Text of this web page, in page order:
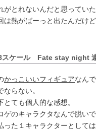
とれないんだと思っていた
熱がばーっと出たんだけど
スケール Fate stay night
かっこいいフィギュアなん
ならない。
ても個人的な感想。
のキャラクタなんで脱い
った１キャラクターとして